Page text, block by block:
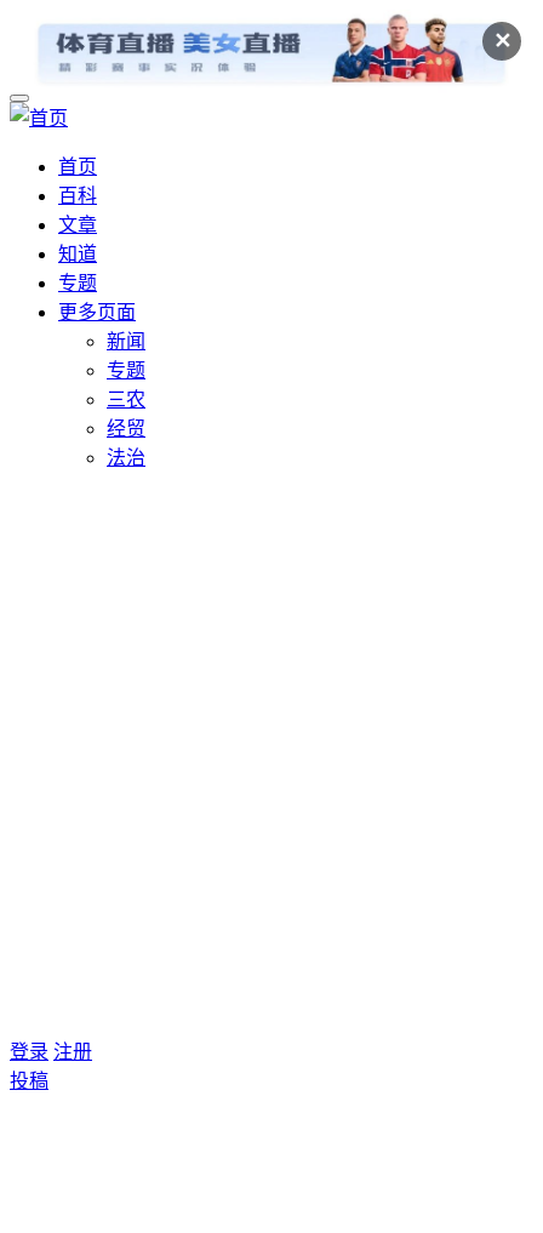
✕
首页
百科
文章
知道
专题
更多页面
新闻
专题
三农
经贸
法治
登录 注册
投稿